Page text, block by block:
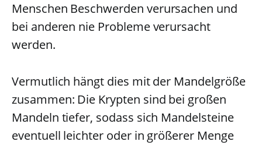
Menschen Beschwerden verursachen und
bei anderen nie Probleme verursacht
werden.
Vermutlich hängt dies mit der Mandelgröße
zusammen: Die Krypten sind bei großen
Mandeln tiefer, sodass sich Mandelsteine
eventuell leichter oder in größerer Menge